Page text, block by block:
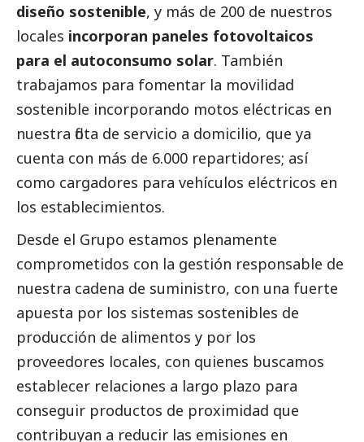
diseño sostenible, y más de 200 de nuestros
locales incorporan paneles fotovoltaicos
para el autoconsumo solar. También
trabajamos para fomentar la movilidad
sostenible incorporando motos eléctricas en
nuestra flota de servicio a domicilio, que ya
cuenta con más de 6.000 repartidores; así
como cargadores para vehículos eléctricos en
los establecimientos.
Desde el Grupo estamos plenamente
comprometidos con la gestión responsable de
nuestra cadena de suministro, con una fuerte
apuesta por los sistemas sostenibles de
producción de alimentos y por los
proveedores locales, con quienes buscamos
establecer relaciones a largo plazo para
conseguir productos de proximidad que
contribuyan a reducir las emisiones en